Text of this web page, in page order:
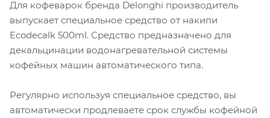
Для кофеварок бренда Delonghi производитель
выпускает специальное средство от накипи
Ecodecalk 500ml. Средство предназначено для
декальцинации водонагревательной системы
кофейных машин автоматического типа.
Регулярно используя специальное средство, вы
автоматически продлеваете срок службы кофейной